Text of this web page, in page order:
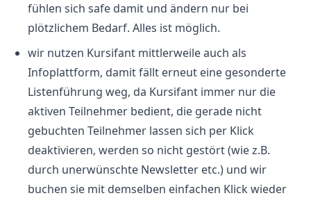
fühlen sich safe damit und ändern nur bei
plötzlichem Bedarf. Alles ist möglich.
wir nutzen Kursifant mittlerweile auch als
Infoplattform, damit fällt erneut eine gesonderte
Listenführung weg, da Kursifant immer nur die
aktiven Teilnehmer bedient, die gerade nicht
gebuchten Teilnehmer lassen sich per Klick
deaktivieren, werden so nicht gestört (wie z.B.
durch unerwünschte Newsletter etc.) und wir
buchen sie mit demselben einfachen Klick wieder